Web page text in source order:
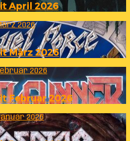
April 2026
2026
März 2026
2026
Februar 2026
2026